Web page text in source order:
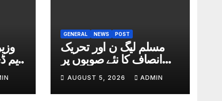
GENERAL NEWS POST
مسلم لیگ ن اور تحریک
انصاف کا نئے صوبوں پر
AUGUST 5, 2026 ADMIN